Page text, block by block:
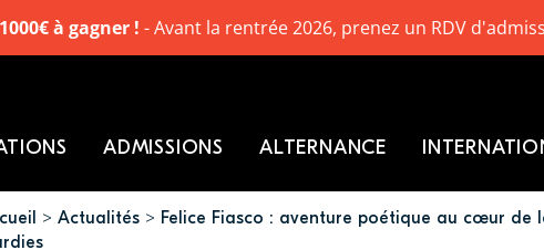
Actualités
Felice Fiasco : aventure poétique au cœur de
ADMISSIONS ALTERNANCE
à gagner ! - Avant la rentrée 2026, prenez un RDV